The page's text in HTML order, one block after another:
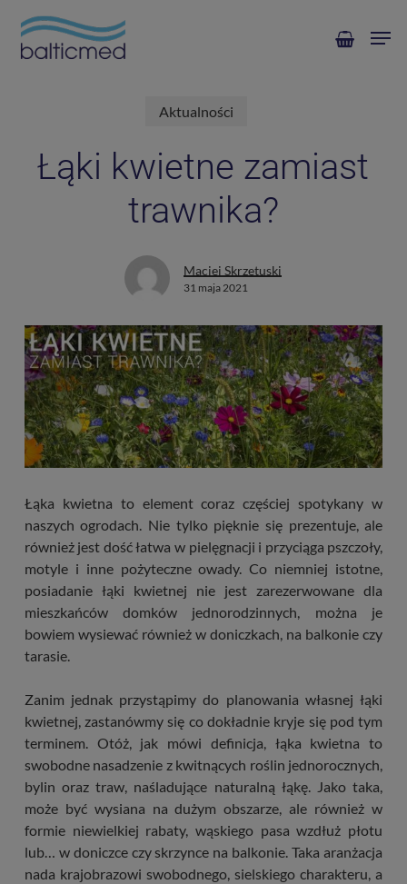
main
Aktualności
Łąki kwietne zamiast
trawnika?
Maciej Skrzetuski
31 maja 2021
Łąka kwietna to element coraz częściej spotykany w
naszych ogrodach. Nie tylko pięknie się prezentuje, ale
również jest dość łatwa w pielęgnacji i przyciąga pszczoły,
motyle i inne pożyteczne owady. Co niemniej istotne,
posiadanie łąki kwietnej nie jest zarezerwowane dla
mieszkańców domków jednorodzinnych, można je
bowiem wysiewać również w doniczkach, na balkonie czy
tarasie.
Zanim jednak przystąpimy do planowania własnej łąki
kwietnej, zastanówmy się co dokładnie kryje się pod tym
terminem. Otóż, jak mówi definicja, łąka kwietna to
swobodne nasadzenie z kwitnących roślin jednorocznych,
bylin oraz traw, naśladujące naturalną łąkę. Jako taka,
może być wysiana na dużym obszarze, ale również w
formie niewielkiej rabaty, wąskiego pasa wzdłuż płotu
lub… w doniczce czy skrzynce na balkonie. Taka aranżacja
nada krajobrazowi swobodnego, sielskiego charakteru, a